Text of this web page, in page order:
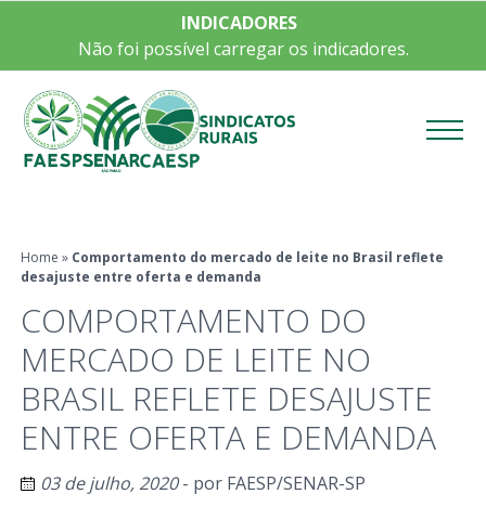
INDICADORES
Não foi possível carregar os indicadores.
Home » Comportamento do mercado de leite no Brasil reflete
desajuste entre oferta e demanda
COMPORTAMENTO DO
MERCADO DE LEITE NO
BRASIL REFLETE DESAJUSTE
ENTRE OFERTA E DEMANDA
03 de julho, 2020- por FAESP/SENAR-SP